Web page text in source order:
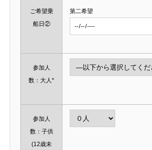
ご希望乗
船日②
第二希望
参加人
数：大人*
参加人
数：子供
(12歳未